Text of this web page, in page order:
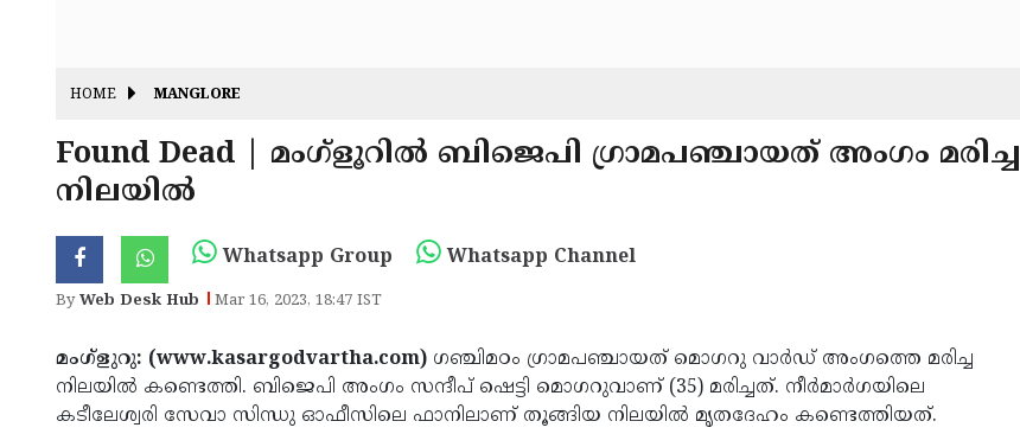
HOME MANGLORE
Found Dead | മംഗ്‌ളൂറില്‍ ബിജെപി ഗ്രാമപഞ്ചായത് അംഗം മരിച്ച
നിലയില്‍
Whatsapp Group Whatsapp Channel
ByWeb Desk Hub Mar 16, 2023, 18:47 IST
മംഗ്‌ളുറു: (www.kasargodvartha.com) ഗഞ്ചിമഠം ഗ്രാമപഞ്ചായത് മൊഗറു വാര്‍ഡ് അംഗത്തെ മരിച്ച
നിലയില്‍ കണ്ടെത്തി. ബിജെപി അംഗം സന്ദീപ് ഷെട്ടി മൊഗറുവാണ് (35) മരിച്ചത്. നീര്‍മാര്‍ഗയിലെ
കടീലേശ്വരി സേവാ സിന്ധു ഓഫീസിലെ ഫാനിലാണ് തൂങ്ങിയ നിലയില്‍ മൃതദേഹം കണ്ടെത്തിയത്.